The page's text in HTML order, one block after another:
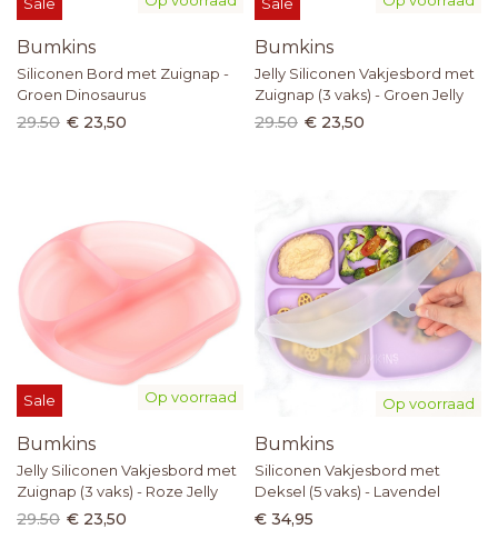
Bumkins
Siliconen Bord met Zuignap -
Groen Dinosaurus
29.50 € 23,50
Bumkins
Jelly Siliconen Vakjesbord met
Zuignap (3 vaks) - Groen Jelly
29.50 € 23,50
Op voorraad
Sale
Bumkins
Jelly Siliconen Vakjesbord met
Zuignap (3 vaks) - Roze Jelly
29.50 € 23,50
Op voorraad
Bumkins
Siliconen Vakjesbord met
Deksel (5 vaks) - Lavendel
€ 34,95